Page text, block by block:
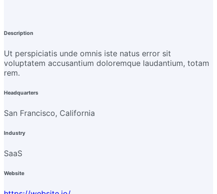
Description
Ut perspiciatis unde omnis iste natus error sit
voluptatem accusantium doloremque laudantium, totam
rem.
Headquarters
San Francisco, California
Industry
SaaS
Website